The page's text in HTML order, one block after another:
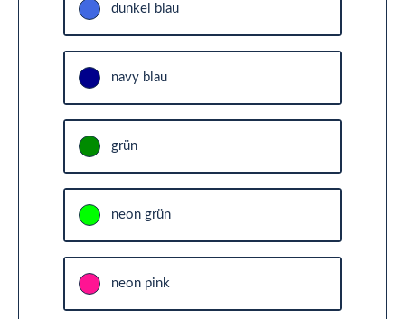
dunkel blau
navy blau
grün
neon grün
neon pink